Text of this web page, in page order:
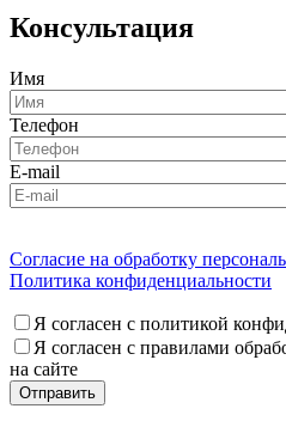
Консультация
Имя
Телефон
E-mail
Согласие на обработку
Политика конфиденциальности
Я согласен с политикой
Я согласен с правилами
на сайте